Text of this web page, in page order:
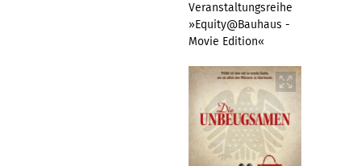
Veranstaltungsreihe
»Equity@Bauhaus -
Movie Edition«